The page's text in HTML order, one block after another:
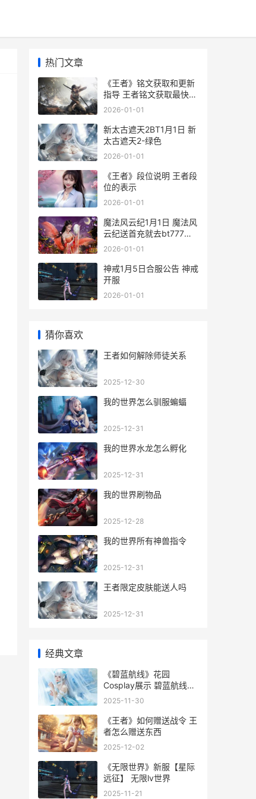
热门文章
《王者》铭文获取和更新
指导 王者铭文获取最快速
度2020
2026-01-01
新太古遮天2BT1月1日 新
太古遮天2-绿色
2026-01-01
《王者》段位说明 王者段
位的表示
2026-01-01
魔法风云纪1月1日 魔法风
云纪送首充就去bt777平
台公益服最强福利17
2026-01-01
神戒1月5日合服公告 神戒
开服
2026-01-01
猜你喜欢
王者如何解除师徒关系
2025-12-30
我的世界怎么驯服蝙蝠
2025-12-31
我的世界水龙怎么孵化
2025-12-31
我的世界刷物品
2025-12-28
我的世界所有神兽指令
2025-12-31
王者限定皮肤能送人吗
2025-12-31
经典文章
《碧蓝航线》花园
Cosplay展示 碧蓝航线花
园头像
2025-11-30
《王者》如何赠送战令 王
者怎么赠送东西
2025-12-02
《无限世界》新服【星际
远征】 无限lv世界
2025-11-21